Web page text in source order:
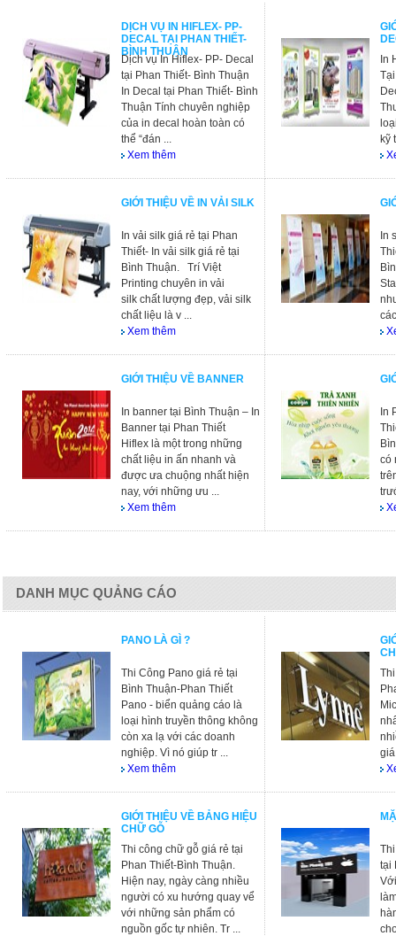
DỊCH VỤ IN HIFLEX- PP-
DECAL TẠI PHAN THIẾT-
BÌNH THUẬN
Dịch vụ In Hiflex- PP- Decal
tại Phan Thiết- Bình Thuận
In Decal tại Phan Thiết- Bình
Thuận Tính chuyên nghiệp
của in decal hoàn toàn có
thể “đán ...
Xem thêm
In
kỹ
GIỚI THIỆU VỀ IN VẢI SILK
In vải silk giá rẻ tại Phan
Thiết- In vải silk giá rẻ tại
Bình Thuận. Trí Việt
Printing chuyên in vải
silk chất lượng đẹp, vải silk
chất liệu là v ...
Xem thêm
In
GIỚI THIỆU VỀ BANNER
In banner tại Bình Thuận – In
Banner tại Phan Thiết
Hiflex là một trong những
chất liệu in ấn nhanh và
được ưa chuộng nhất hiện
nay, với những ưu ...
Xem thêm
In
có
DANH MỤC QUẢNG CÁO
PANO LÀ GÌ ?
Thi Công Pano giá rẻ tại
Bình Thuận-Phan Thiết
Pano - biển quảng cáo là
loại hình truyền thông không
còn xa lạ với các doanh
nghiệp. Vì nó giúp tr ...
Xem thêm
GIỚI THIỆU VỀ BẢNG HIỆU
CHỮ GỖ
Thi công chữ gỗ giá rẻ tại
Phan Thiết-Bình Thuận.
Hiện nay, ngày càng nhiều
người có xu hướng quay vể
với những sản phẩm có
nguồn gốc tự nhiên. Tr ...
tại